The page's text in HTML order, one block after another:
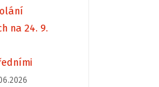
na 24. 9.